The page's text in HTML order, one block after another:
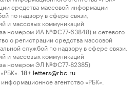
средства массовой информации
по надзору в сфере связи,
и массовых коммуникаций
номером ИА №ФС77-63848) и сетевого
о регистрации средства массовой
службой по надзору в сфере связи,
и массовых коммуникаций
номером ЭЛ №ФС77-82385)
18+ letters@rbc.ru
агентство «РБК».